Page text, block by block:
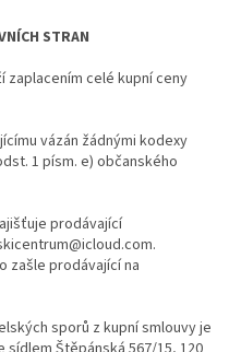
STRAN
zaplacením celé kupní ceny
vázán žádnými kodexy
1 písm. e) občanského
prodávající
zašle prodávající na
sporů z kupní smlouvy je